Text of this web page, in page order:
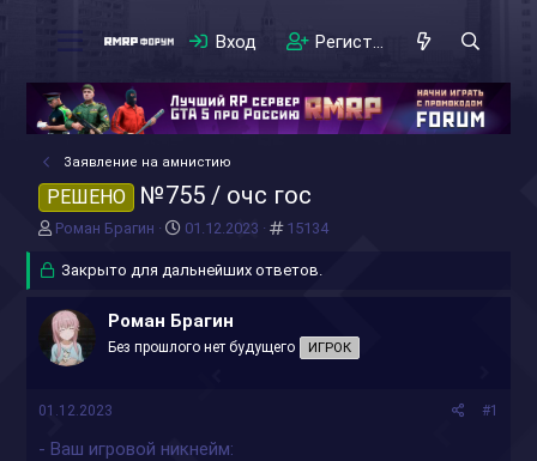
Вход Регистрация
Заявление на амнистию
РЕШЕНО №755 / очс гос
А
т
р
т
е
Роман Брагин
Д
т
н
а
ч
01.12.2023 #15134
Закрыто для дальнейших ответов.
Роман Брагин
Без прошлого нет будущего ИГРОК
01.12.2023 #1
- Ваш игровой никнейм